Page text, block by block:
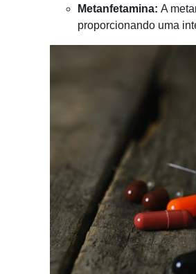
Metanfetamina: A
proporcionando uma